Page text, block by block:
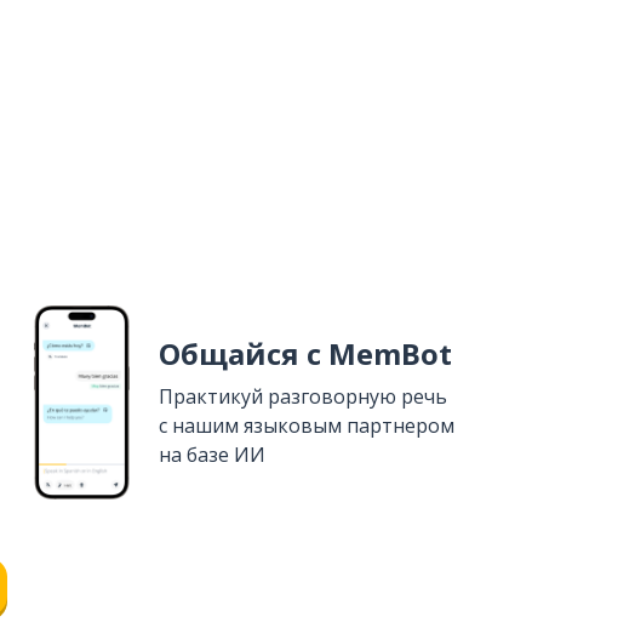
Общайся с MemBot
Практикуй разговорную речь
с нашим языковым партнером
на базе ИИ